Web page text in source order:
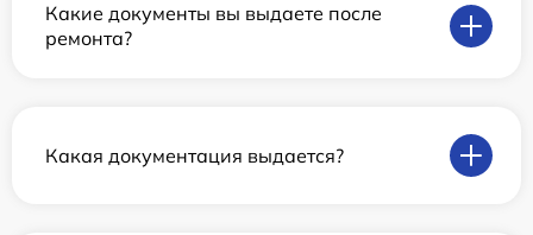
Какие документы вы выдаете после
ремонта?
Какая документация выдается?